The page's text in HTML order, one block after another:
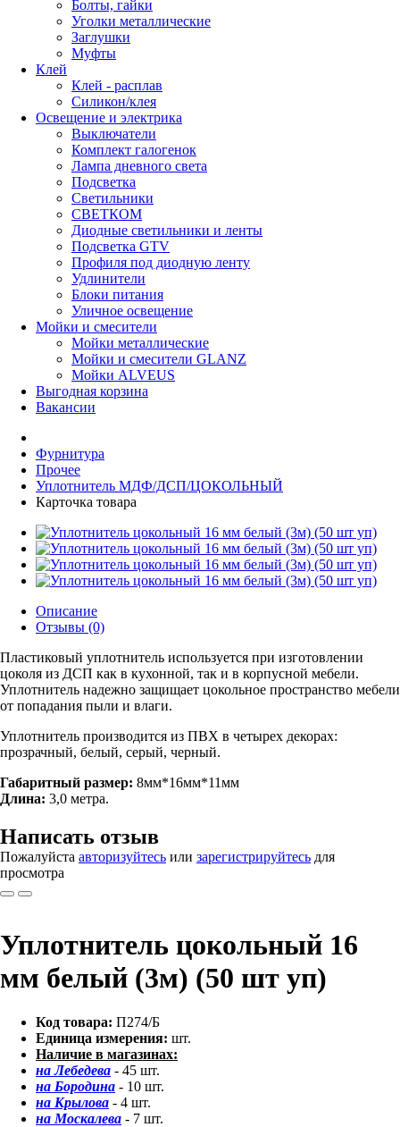
Болты, гайки
Уголки металлические
Заглушки
Муфты
Клей
Клей - расплав
Силикон/клея
Освещение и электрика
Выключатели
Комплект галогенок
Лампа дневного света
Подсветка
Светильники
СВЕТКОМ
Диодные светильники и ленты
Подсветка GTV
Профиля под диодную ленту
Удлинители
Блоки питания
Уличное освещение
Мойки и смесители
Мойки металлические
Мойки и смесители GLANZ
Мойки ALVEUS
Выгодная корзина
Вакансии
Фурнитура
Прочее
Уплотнитель МДФ/ДСП/ЦОКОЛЬНЫЙ
Карточка товара
Описание
Отзывы (0)
Пластиковый уплотнитель используется при изготовлении
цоколя из ДСП как в кухонной, так и в корпусной мебели.
Уплотнитель надежно защищает цокольное пространство мебели
от попадания пыли и влаги.
Уплотнитель производится из ПВХ в четырех декорах:
прозрачный, белый, серый, черный.
Габаритный размер: 8мм*16мм*11мм
Длина: 3,0 метра.
Написать отзыв
Пожалуйста авторизуйтесь или зарегистрируйтесь для
просмотра
Уплотнитель цокольный 16
мм белый (3м) (50 шт уп)
Код товара: П274/Б
Единица измерения: шт.
Наличие в магазинах:
на Лебедева - 45 шт.
на Бородина - 10 шт.
на Крылова - 4 шт.
на Москалева - 7 шт.